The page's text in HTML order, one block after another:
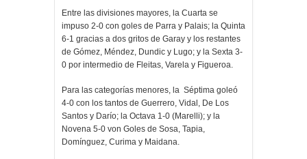
Entre las divisiones mayores, la Cuarta se
impuso 2-0 con goles de Parra y Palais; la Quinta
6-1 gracias a dos gritos de Garay y los restantes
de Gómez, Méndez, Dundic y Lugo; y la Sexta 3-
0 por intermedio de Fleitas, Varela y Figueroa.
Para las categorías menores, la Séptima goleó
4-0 con los tantos de Guerrero, Vidal, De Los
Santos y Darío; la Octava 1-0 (Marelli); y la
Novena 5-0 von Goles de Sosa, Tapia,
Domínguez, Curima y Maidana.